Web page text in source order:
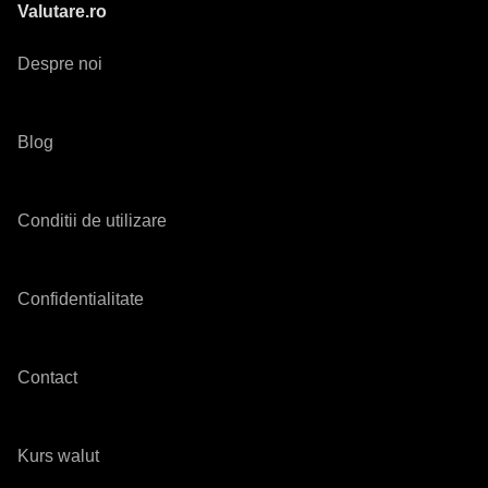
Valutare.ro
Despre noi
Blog
Conditii de utilizare
Confidentialitate
Contact
Kurs walut